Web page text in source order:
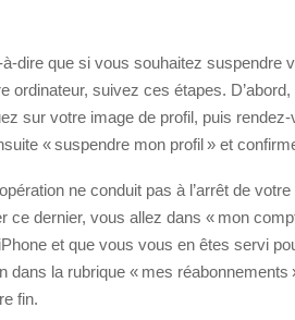
dire que si vous souhaitez suspendre
ordinateur, suivez ces étapes.
sur votre image de profil, puis
« suspendre mon profil » et
ne conduit pas à l’arrêt de votre
ce dernier, vous allez dans « mon
et que vous vous en êtes servi
dans la rubrique « mes
fin.